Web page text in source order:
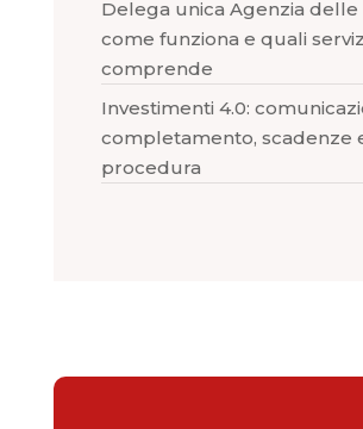
Delega unica Agenzia delle
come funziona e quali
comprende
Investimenti 4.0:
completamento, scadenze
procedura